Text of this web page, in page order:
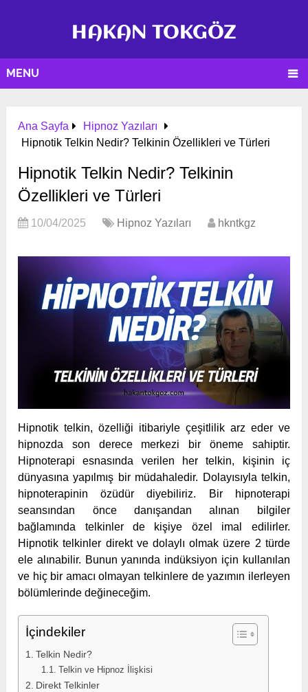
HAKAN TOKGÖZ
MENU
Ana Sayfa
Hipnoz Yazıları
Hipnotik Telkin Nedir? Telkinin Özellikleri ve Türleri
Hipnotik Telkin Nedir? Telkinin
Özellikleri ve Türleri
10/04/2025 Hipnoz Yazıları hkntkgz
Hipnotik telkin, özelliği itibariyle çeşitlilik arz eder ve
hipnozda son derece merkezi bir öneme sahiptir.
Hipnoterapi esnasında verilen her telkin, kişinin iç
dünyasına yapılmış bir müdahaledir. Dolayısıyla telkin,
hipnoterapinin özüdür diyebiliriz. Bir hipnoterapi
seansından önce danışandan alınan bilgiler
bağlamında telkinler de kişiye özel imal edilirler.
Hipnotik telkinler direkt ve dolaylı olmak üzere 2 türde
ele alınabilir. Bunun yanında indüksiyon için kullanılan
ve hiç bir amacı olmayan telkinlere de yazımın ilerleyen
bölümlerinde değineceğim.
İçindekiler
Telkin Nedir?
Telkin ve Hipnoz İlişkisi
Direkt Telkinler